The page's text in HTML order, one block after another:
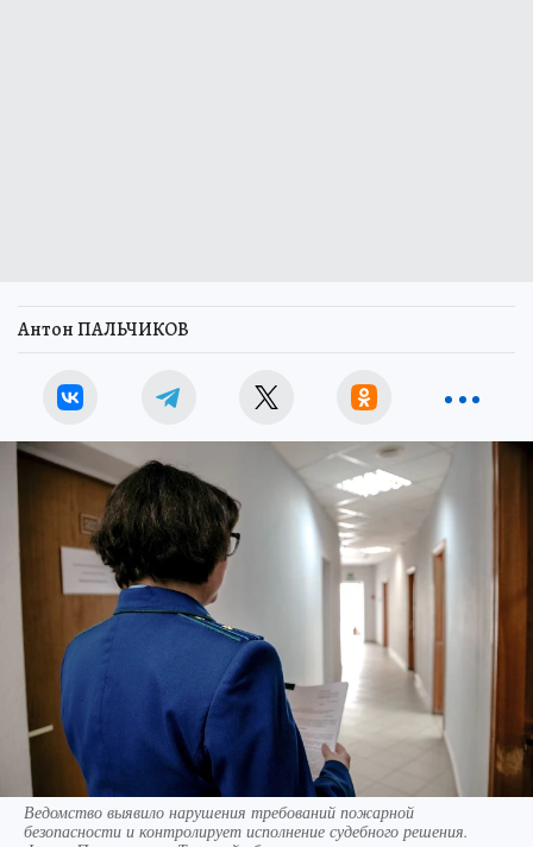
Антон ПАЛЬЧИКОВ
Ведомство выявило нарушения требований пожарной
безопасности и контролирует исполнение судебного решения.